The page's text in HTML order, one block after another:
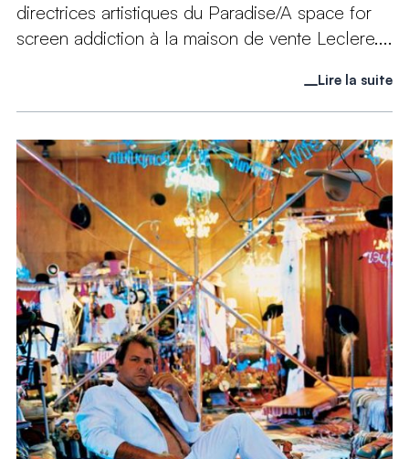
directrices artistiques du Paradise/A space for
screen addiction à la maison de vente Leclere....
Lire la suite